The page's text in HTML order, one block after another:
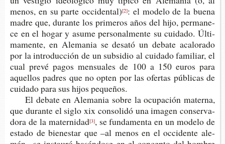
menos, en su parte occidental)[2]: el mode­lo de la buena
madre que, duran­te los pri­me­ros años del hijo, per­ma­ne­
ce en el hogar y asume per­so­nal­men­te su cui­da­do. Últi­
ma­men­te, en Ale­ma­nia se desató un deba­te aca­lo­ra­do
por la intro­duc­ción de un sub­si­dio al cui­da­do fami­liar, el
cual prevé pagos men­sua­les de 100 a 150 euros para
aque­llos padres que no opten por las ofer­tas públi­cas de
cui­da­do para sus hijos pequeños.
El deba­te en Ale­ma­nia sobre la ocu­pa­ción mater­na,
que duran­te el siglo xix con­so­li­dó una ima­gen con­ser­va­
do­ra de la maternidad[3], se fun­da­men­ta en un mode­lo de
esta­do de bie­nes­tar que –al menos en el occi­den­te ale­